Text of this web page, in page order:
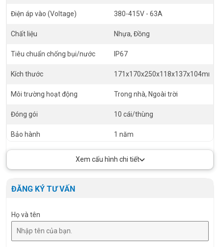
Điện áp vào (Voltage) 380-415V - 63A
Chất liệu Nhựa, Đồng
Tiêu chuẩn chống bụi/nước IP67
Kích thước 171x170x250x118x137x104mm
Môi trường hoạt động Trong nhà, Ngoài trời
Đóng gói 10 cái/thùng
Bảo hành 1 năm
Xem cấu hình chi tiết
ĐĂNG KÝ TƯ VẤN
Họ và tên